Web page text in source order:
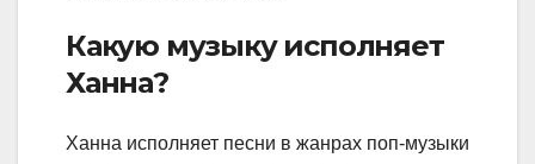
Какую музыку исполняет
Ханна?
Ханна исполняет песни в жанрах поп-музыки